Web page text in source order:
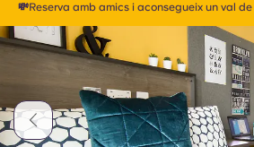
UbicacionsEnglish (US)
Chinese
Català
💸Reserva amb amics i aconsegueix un val